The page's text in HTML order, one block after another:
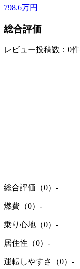
798.6万円
総合評価
レビュー投稿数：0件
総合評価（0） -
燃費（0） -
乗り心地（0） -
居住性（0） -
運転しやすさ（0） -